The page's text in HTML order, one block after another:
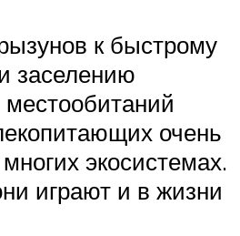
к быстрому
заселению
очень
экосистемах.
играют и в жизни